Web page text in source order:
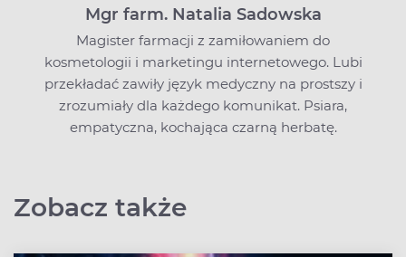
Mgr farm. Natalia Sadowska
Magister farmacji z zamiłowaniem do
kosmetologii i marketingu internetowego. Lubi
przekładać zawiły język medyczny na prostszy i
zrozumiały dla każdego komunikat. Psiara,
empatyczna, kochająca czarną herbatę.
Zobacz także